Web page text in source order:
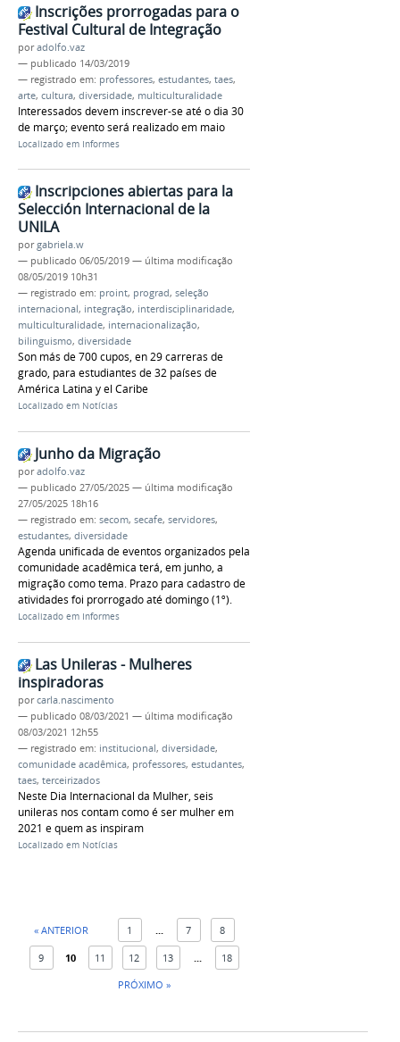
Inscrições prorrogadas para o
Festival Cultural de Integração
poradolfo.vaz
— publicado 14/03/2019
— registrado em: professores, estudantes, taes,
arte, cultura, diversidade, multiculturalidade
Interessados devem inscrever-se até o dia 30
de março; evento será realizado em maio
Localizado em Informes
Inscripciones abiertas para la
Selección Internacional de la
UNILA
porgabriela.w
— publicado 06/05/2019 — última modificação
08/05/2019 10h31
— registrado em: proint, prograd, seleção
internacional, integração, interdisciplinaridade,
multiculturalidade, internacionalização,
bilinguismo, diversidade
Son más de 700 cupos, en 29 carreras de
grado, para estudiantes de 32 países de
América Latina y el Caribe
Localizado em Notícias
Junho da Migração
poradolfo.vaz
— publicado 27/05/2025 — última modificação
27/05/2025 18h16
— registrado em: secom, secafe, servidores,
estudantes, diversidade
Agenda unificada de eventos organizados pela
comunidade acadêmica terá, em junho, a
migração como tema. Prazo para cadastro de
atividades foi prorrogado até domingo (1º).
Localizado em Informes
Las Unileras - Mulheres
inspiradoras
porcarla.nascimento
— publicado 08/03/2021 — última modificação
08/03/2021 12h55
— registrado em: institucional, diversidade,
comunidade acadêmica, professores, estudantes,
taes, terceirizados
Neste Dia Internacional da Mulher, seis
unileras nos contam como é ser mulher em
2021 e quem as inspiram
Localizado em Notícias
« ANTERIOR 1 7 8
9 10 11 12 13
18
PRÓXIMO »